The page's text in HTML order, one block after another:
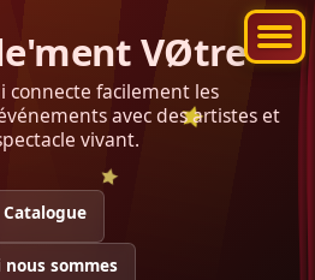
VØtre
connecte facilement les
avec des artistes et
vivant.
Catalogue
nous sommes